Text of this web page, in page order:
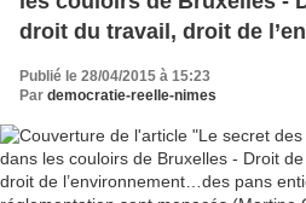
droit du travail, droit de
pans entiers de la
réglementation sont
Publié le 28/04/2015 à 15:23
Par democratie-reelle-nimes